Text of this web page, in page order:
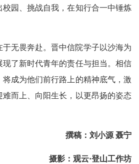
园、挑战自我，在知行合一中锤炼
无畏奔赴。晋中信院学子以沙海为
了新时代青年的责任与担当。相信
成为他们前行路上的精神底气，激
而上、向阳生长，以更昂扬的姿态
撰稿：刘小源 聂宁
摄影：观云·登山工作坊